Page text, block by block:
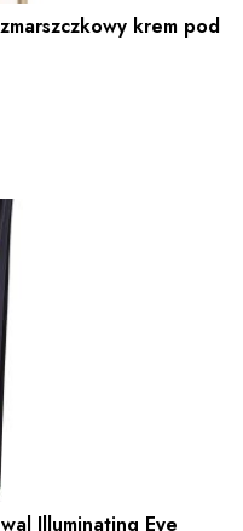
krem pod
Illuminating Eye